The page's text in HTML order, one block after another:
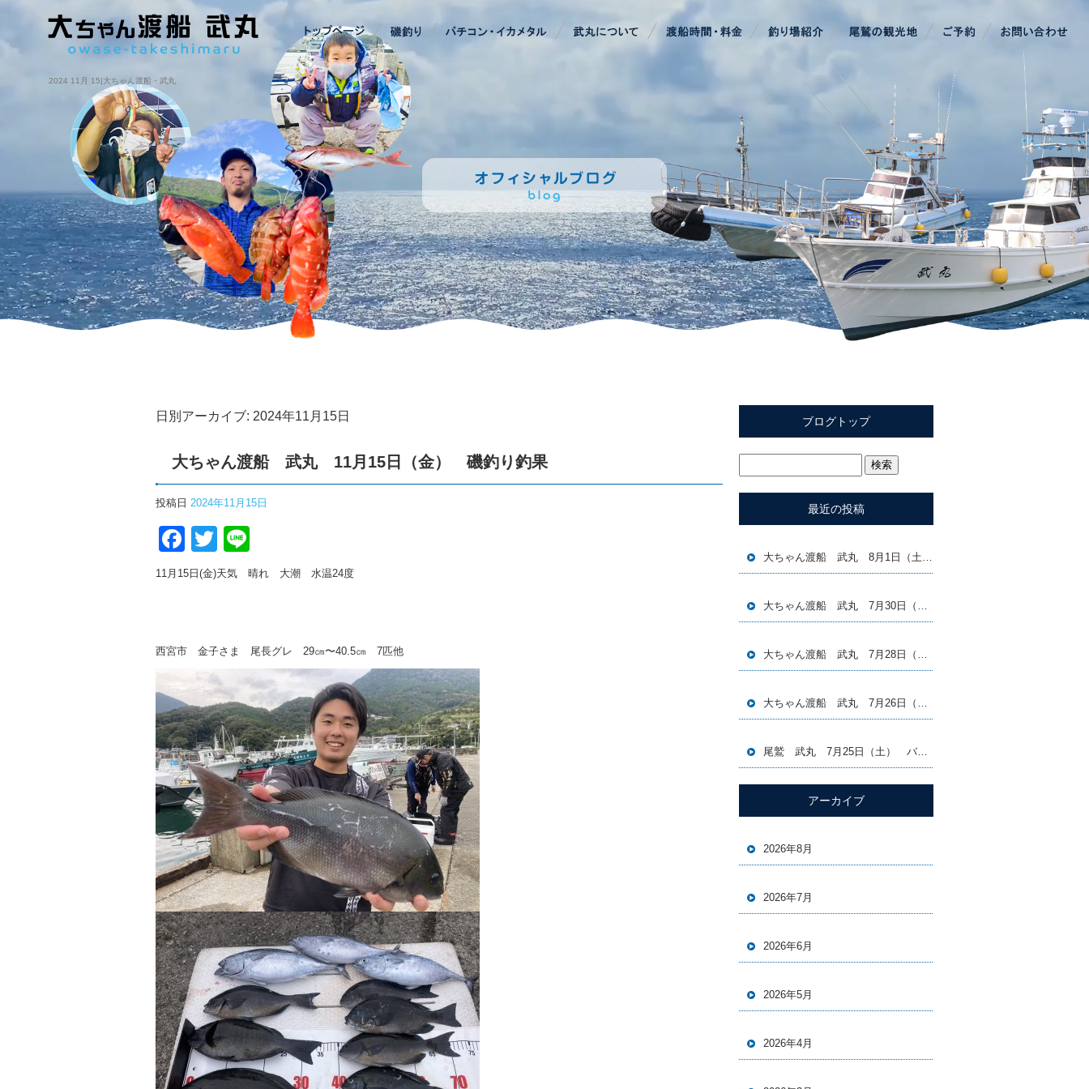
2024 11月 15|大ちゃん渡船・武丸
日別アーカイブ: 2024年11月15日
大ちゃん渡船 武丸 11月15日（金） 磯釣り釣果
投稿日 2024年11月15日
Facebook
Twitter
11月15日(金)天気 晴れ 大潮 水温24度
西宮市 金子さま 尾長グレ 29㎝〜40.5㎝ 7匹他
ブログトップ
最近の投稿
大ちゃん渡船 武丸 8月1日（土）磯釣り釣果
大ちゃん渡船 武丸 7月30日（木）磯釣り釣果
大ちゃん渡船 武丸 7月28日（火）磯釣り釣果
大ちゃん渡船 武丸 7月26日（日）磯釣り釣果
尾鷲 武丸 7月25日（土） バチコン＆イカメタル便
アーカイブ
2026年8月
2026年7月
2026年6月
2026年5月
2026年4月